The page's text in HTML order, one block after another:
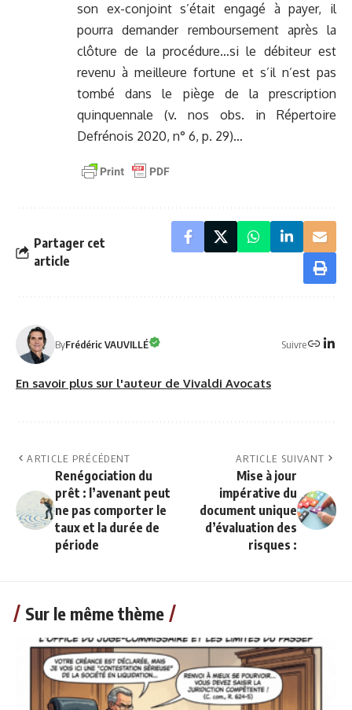
son ex-conjoint s’était engagé à payer, il
pourra demander remboursement après la
clôture de la procédure…si le débiteur est
revenu à meilleure fortune et s’il n’est pas
tombé dans le piège de la prescription
quinquennale (v. nos obs. in Répertoire
Defrénois 2020, n° 6, p. 29)…
Partager cet
article
ByFrédéric VAUVILLÉ Suivre
En savoir plus sur l'auteur de Vivaldi Avocats
ARTICLE PRÉCÉDENT
Renégociation du
prêt : l’avenant peut
ne pas comporter le
taux et la durée de
période
ARTICLE SUIVANT
Mise à jour
impérative du
document unique
d’évaluation des
risques :
Sur le même thème